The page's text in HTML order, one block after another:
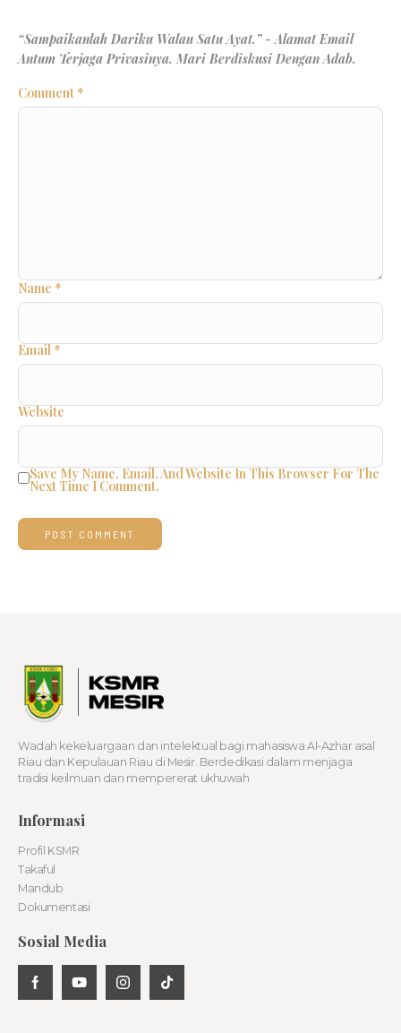
Comment*
Name *
Email*
Website
Save My Name, Email, And Website In This Browser For The
Next Time I Comment.
Wadah kekeluargaan dan intelektual bagi mahasiswa Al-Azhar asal
Riau dan Kepulauan Riau di Mesir. Berdedikasi dalam menjaga
tradisi keilmuan dan mempererat ukhuwah
Informasi
Profil KSMR
Takaful
Mandub
Dokumentasi
Sosial Media